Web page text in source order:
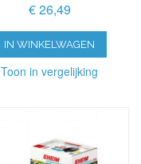
€ 26,49
IN WINKELWAGEN
Toon in vergelijking